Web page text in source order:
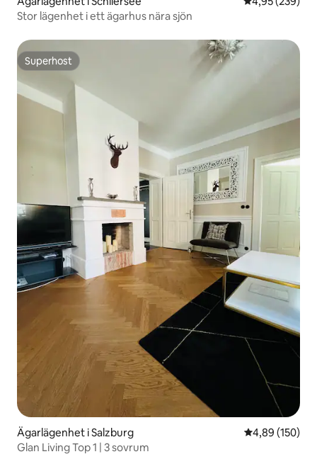
Stor lägenhet i ett ägarhus nära sjön
Superhost
Superhost
Ägarlägenhet i Salzburg 4,89 av 5 i
4,89 (150)
Glan Living Top 1 | 3 sovrum